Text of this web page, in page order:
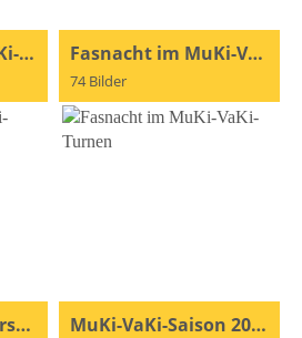
Chilbi im MuKi-VaKi-Turnen Fasnacht im MuKi-VaKi-Turnen
74 Bilder
Olympische Winterspiele im Muki-VaKi-Turnen MuKi-VaKi-Saison 2024/25